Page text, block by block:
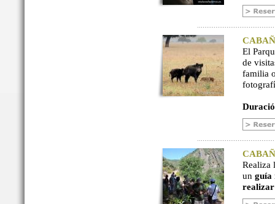
El
de
familia
Realiza
un guía